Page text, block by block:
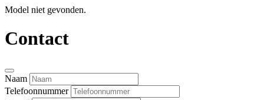
Model niet gevonden.
Contact
Naam
Telefoonnummer